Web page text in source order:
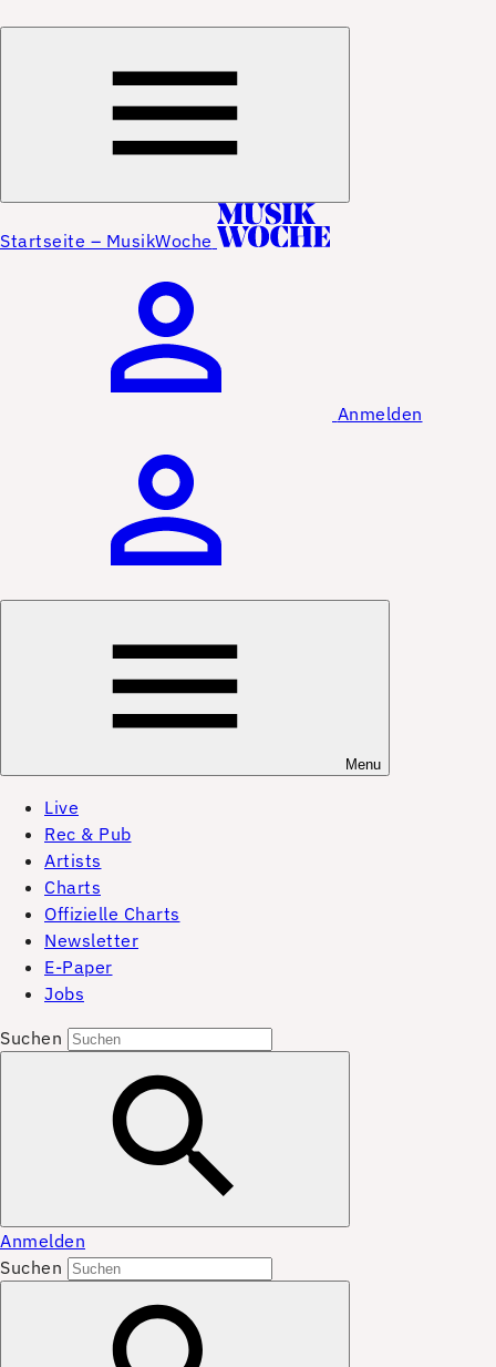
Startseite – MusikWoche
Anmelden
Menu
Live
Rec & Pub
Artists
Charts
Offizielle Charts
Newsletter
E-Paper
Jobs
Suchen
Anmelden
Suchen